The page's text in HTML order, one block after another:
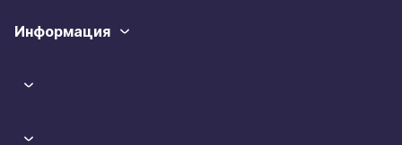
Информация